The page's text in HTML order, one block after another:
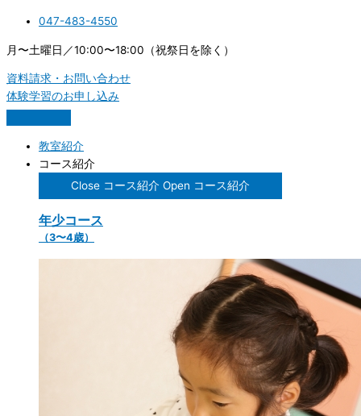
047-483-4550
月〜土曜日／10:00〜18:00（祝祭日を除く）
資料請求・お問い合わせ
体験学習のお申し込み
教室紹介
コース紹介
Close コース紹介 Open コース紹介
年少コース
（3〜4歳）